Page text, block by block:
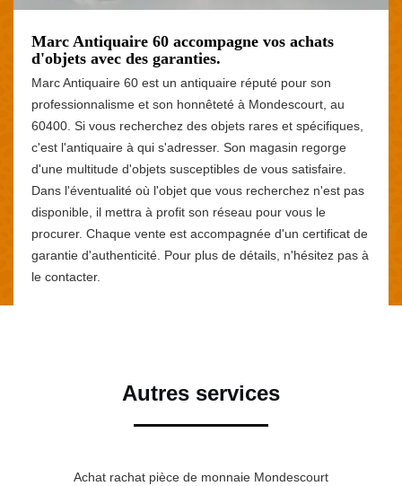
Marc Antiquaire 60 accompagne vos achats
d'objets avec des garanties.
Marc Antiquaire 60 est un antiquaire réputé pour son
professionnalisme et son honnêteté à Mondescourt, au
60400. Si vous recherchez des objets rares et spécifiques,
c'est l'antiquaire à qui s'adresser. Son magasin regorge
d'une multitude d'objets susceptibles de vous satisfaire.
Dans l'éventualité où l'objet que vous recherchez n'est pas
disponible, il mettra à profit son réseau pour vous le
procurer. Chaque vente est accompagnée d'un certificat de
garantie d'authenticité. Pour plus de détails, n'hésitez pas à
le contacter.
Autres services
Achat rachat pièce de monnaie Mondescourt